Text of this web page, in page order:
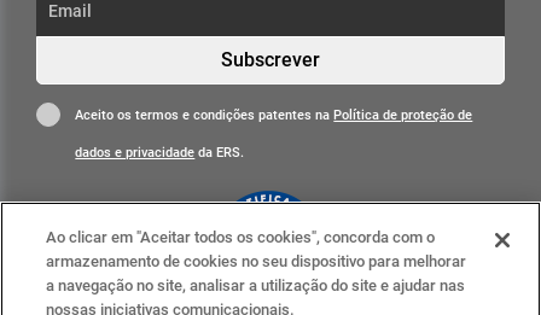
Subscrever
Aceito os termos e condições patentes naPolítica de proteção de
dados e privacidade da ERS.
Clique para mais informações
Ao clicar em "Aceitar todos os cookies", concorda com o
armazenamento de cookies no seu dispositivo para melhorar
a navegação no site, analisar a utilização do site e ajudar nas
nossas iniciativas comunicacionais.